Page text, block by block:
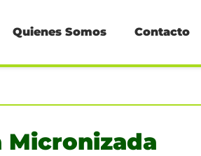
Quienes Somos Contacto
Micronizada